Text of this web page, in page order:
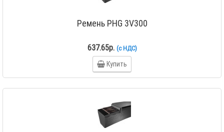
Ремень PHG 3V300
637.65р. (с НДС)
Купить